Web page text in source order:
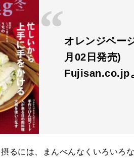
オレンジペー
月02日発売)
Fujisan.co.jp
るには、まんべんなくいろいろ